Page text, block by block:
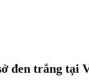
đen trắng tại